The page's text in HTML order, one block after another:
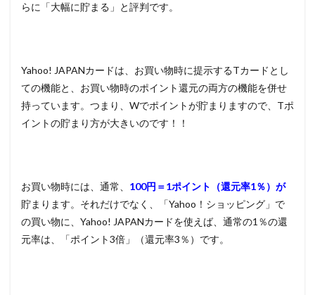
らに「大幅に貯まる」と評判です。
Yahoo! JAPANカードは、お買い物時に提示するTカードとし
ての機能と、お買い物時のポイント還元の両方の機能を併せ
持っています。つまり、Wでポイントが貯まりますので、Tポ
イントの貯まり方が大きいのです！！
お買い物時には、通常、 100円＝1ポイント（還元率1％）が
貯まります。それだけでなく、「Yahoo！ショッピング」で
の買い物に、Yahoo! JAPANカードを使えば、通常の1％の還
元率は、「ポイント3倍」（還元率3％）です。